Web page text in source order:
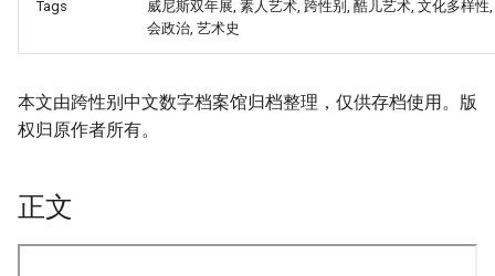
Tags
威尼斯双年展, 素人艺术, 跨性别, 酷儿艺术, 文化多样性
会政治, 艺术史
本文由跨性别中文数字档案馆归档整理，仅供存档使用。版
权归原作者所有。
正文